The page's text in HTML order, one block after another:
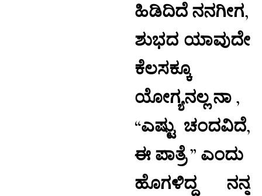
ಹಿಡಿದಿದೆ ನನಗೀಗ,
ಶುಭದ ಯಾವುದೇ
ಕೆಲಸಕ್ಕೂ
ಯೋಗ್ಯನಲ್ಲ ನಾ ,
“ಎಷ್ಟು ಚಂದವಿದೆ,
ಈ ಪಾತ್ರೆ ” ಎಂದು
ಹೊಗಳಿದ್ದ ನನ್ನ